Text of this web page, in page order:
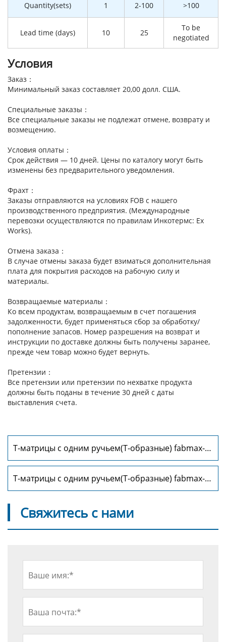
Quantity(sets) 1 2-100 >100
Lead time (days) 10 25
To be
negotiated
Условия
Заказ：
Минимальный заказ составляет 20,00 долл. США.
Специальные заказы：
Все специальные заказы не подлежат отмене, возврату и
возмещению.
Условия оплаты：
Срок действия — 10 дней. Цены по каталогу могут быть
изменены без предварительного уведомления.
Фрахт：
Заказы отправляются на условиях FOB с нашего
производственного предприятия. (Международные
перевозки осуществляются по правилам Инкотермс: Ex
Works).
Отмена заказа：
В случае отмены заказа будет взиматься дополнительная
плата для покрытия расходов на рабочую силу и
материалы.
Возвращаемые материалы：
Ко всем продуктам, возвращаемым в счет погашения
задолженности, будет применяться сбор за обработку/
пополнение запасов. Номер разрешения на возврат и
инструкции по доставке должны быть получены заранее,
прежде чем товар можно будет вернуть.
Претензии：
Все претензии или претензии по нехватке продукта
должны быть поданы в течение 30 дней с даты
выставления счета.
Т-матрицы с одним ручьем(Т-образные) fabmax-
TD1042
Т-матрицы с одним ручьем(Т-образные) fabmax-
TD1044
Свяжитесь с нами